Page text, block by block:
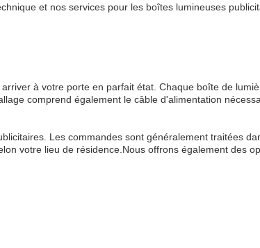
et nos services pour les boîtes lumineuses
à votre porte en parfait état. Chaque boîte de
comprend également le câble d'alimentation
Les commandes sont généralement traitées
votre lieu de résidence.Nous offrons également des